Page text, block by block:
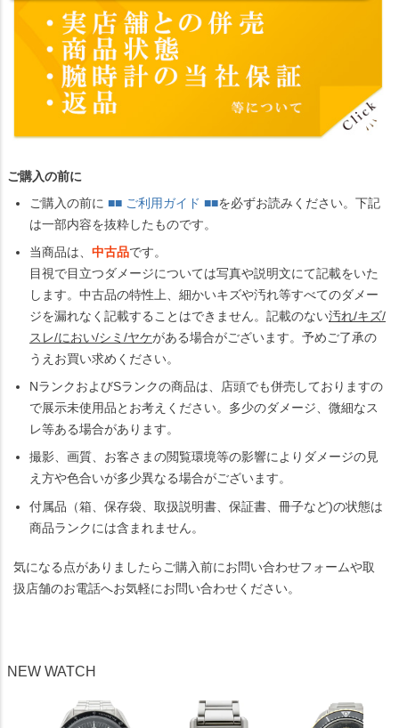
ご購入の前に
ご購入の前に ■■ ご利用ガイド ■■を必ずお読みください。下記
は一部内容を抜粋したものです。
当商品は、 中古品です。
目視で目立つダメージについては写真や説明文にて記載をいた
します。中古品の特性上、細かいキズや汚れ等すべてのダメー
ジを漏れなく記載することはできません。記載のない汚れ/キズ/
スレ/におい/シミ/ヤケがある場合がございます。予めご了承の
うえお買い求めください。
NランクおよびSランクの商品は、店頭でも併売しておりますの
で展示未使用品とお考えください。多少のダメージ、微細なス
レ等ある場合があります。
撮影、画質、お客さまの閲覧環境等の影響によりダメージの見
え方や色合いが多少異なる場合がございます。
付属品（箱、保存袋、取扱説明書、保証書、冊子など)の状態は
商品ランクには含まれません。
気になる点がありましたらご購入前にお問い合わせフォームや取
扱店舗のお電話へお気軽にお問い合わせください。
NEW WATCH